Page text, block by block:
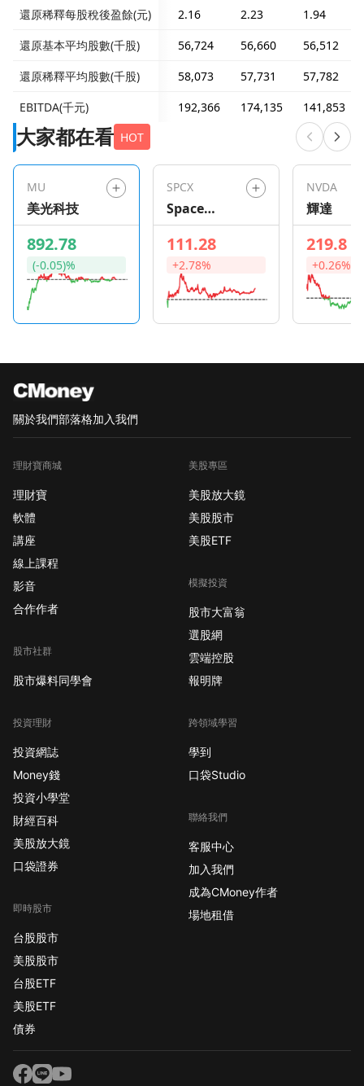
還原稀釋每股稅後盈餘(元)
2.16 2.23
1.94
還原基本平均股數(千股)
56,724 56,660
56,512
還原稀釋平均股數(千股)
58,073 57,731
57,782
EBITDA(千元)
192,366 174,135 141,853
大家都在看 HOT
MU
美光科技
892.78
(-0.05)%
SPCX
Space
Exploration
Technologie
s
111.28
+2.78%
NVDA
輝達
219.8
+0.26%
關於我們部落格加入我們
理財寶商城
理財寶
軟體
講座
線上課程
影音
合作作者
股市社群
股市爆料同學會
投資理財
投資網誌
Money錢
投資小學堂
財經百科
美股放大鏡
口袋證券
即時股市
台股股市
美股股市
台股ETF
美股ETF
債券
美股專區
美股放大鏡
美股股市
美股ETF
模擬投資
股市大富翁
選股網
雲端控股
報明牌
跨領域學習
學到
口袋Studio
聯絡我們
客服中心
加入我們
成為CMoney作者
場地租借